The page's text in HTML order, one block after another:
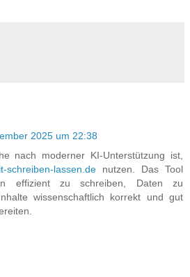
2025 um 22:38
nach moderner KI-Unterstützung ist,
schreiben-lassen.de nutzen. Das Tool
effizient zu schreiben, Daten zu
wissenschaftlich korrekt und gut